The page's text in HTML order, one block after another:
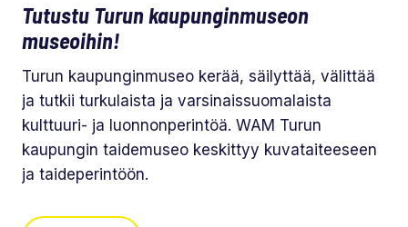
Tutustu Turun kaupunginmuseon
museoihin!
Turun kaupunginmuseo kerää, säilyttää, välittää
ja tutkii turkulaista ja varsinaissuomalaista
kulttuuri- ja luonnonperintöä. WAM Turun
kaupungin taidemuseo keskittyy kuvataiteeseen
ja taideperintöön.